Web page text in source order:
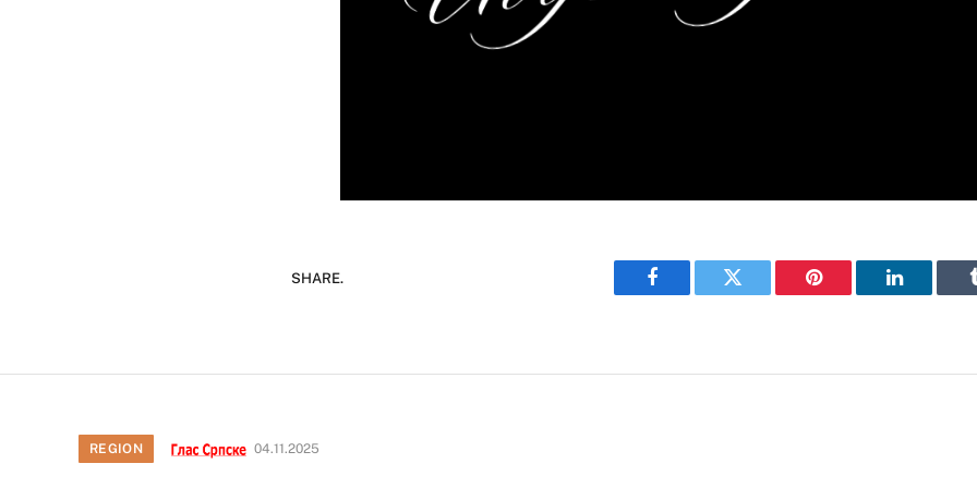
SHARE.
Facebook Twitter Pinterest LinkedIn
REGION 04.11.2025